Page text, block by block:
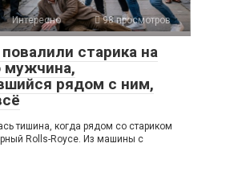
Интересно 98 просмотров
старика на
мужчина,
рядом с ним,
тишина, когда рядом со стариком
Rolls-Royce. Из машины с